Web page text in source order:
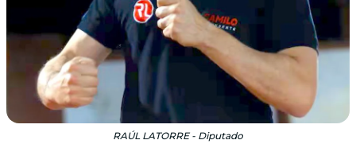
RAÚL LATORRE - Diputado